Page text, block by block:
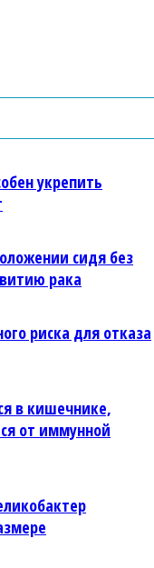
укрепить
сидя без
рака
риска для отказа
в кишечнике,
от иммунной